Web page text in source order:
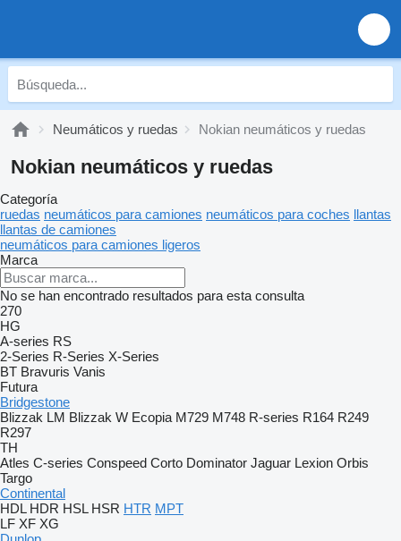
Neumáticos y ruedas Nokian neumáticos y ruedas
Nokian neumáticos y ruedas
Categoría
ruedas neumáticos para camiones neumáticos para coches llantas
llantas de camiones
neumáticos para camiones ligeros
Marca
No se han encontrado resultados para esta consulta
270
HG
A-series RS
2-Series R-Series X-Series
BT Bravuris Vanis
Futura
Bridgestone
Blizzak LM Blizzak W Ecopia M729 M748 R-series R164 R249
R297
TH
Atles C-series Conspeed Corto Dominator Jaguar Lexion Orbis
Targo
Continental
HDL HDR HSL HSR HTR MPT
LF XF XG